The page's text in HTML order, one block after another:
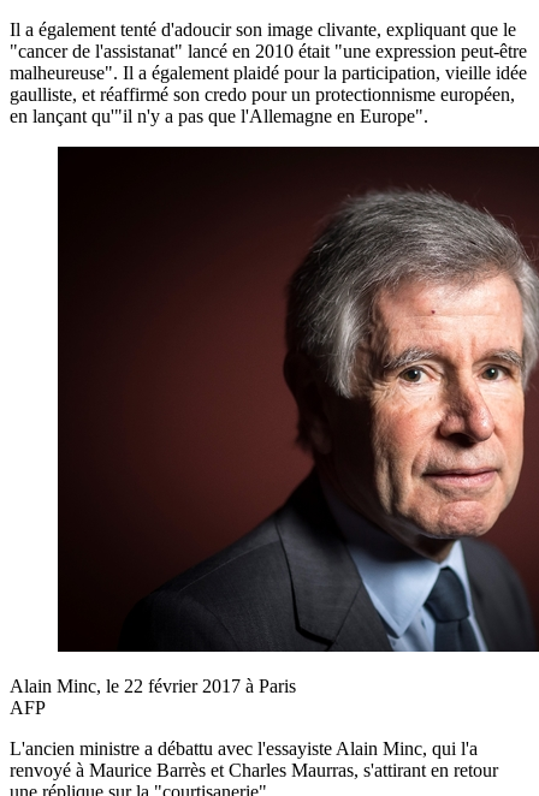
Il a également tenté d'adoucir son image clivante, expliquant que le
"cancer de l'assistanat" lancé en 2010 était "une expression peut-être
malheureuse". Il a également plaidé pour la participation, vieille idée
gaulliste, et réaffirmé son credo pour un protectionnisme européen,
en lançant qu'"il n'y a pas que l'Allemagne en Europe".
Alain Minc, le 22 février 2017 à Paris
AFP
L'ancien ministre a débattu avec l'essayiste Alain Minc, qui l'a
renvoyé à Maurice Barrès et Charles Maurras, s'attirant en retour
une réplique sur la "courtisanerie".